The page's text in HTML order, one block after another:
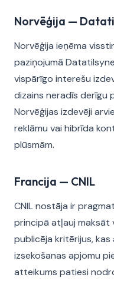
Norvēģija —
Norvēģija ieņēma
paziņojumā
vispārīgo interešu
dizains neradīs derīgu
Norvēģijas izdevēji
reklāmu vai hibrīda
plūsmām.
Francija — CNIL
CNIL nostāja ir
principā atļauj maksāt
publicēja kritērijus,
izsekošanas apjomu
atteikums patiesi